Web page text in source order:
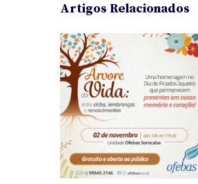
Artigos Relacionados